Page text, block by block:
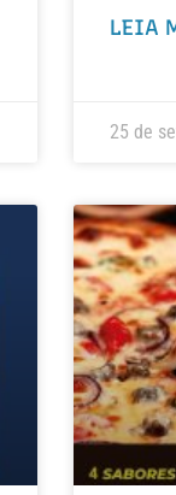
LEIA
25 de